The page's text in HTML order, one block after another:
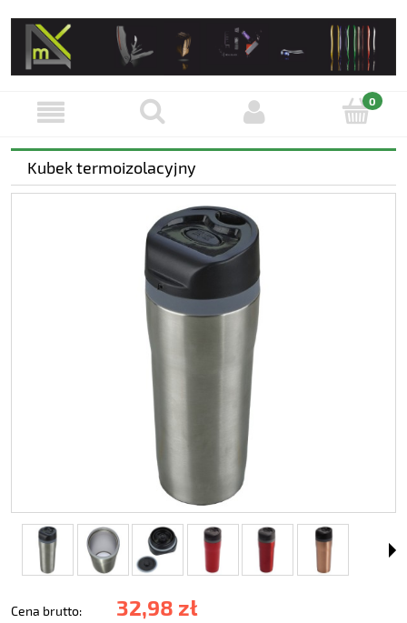
Kubek termoizolacyjny
Cena brutto: 32,98 zł